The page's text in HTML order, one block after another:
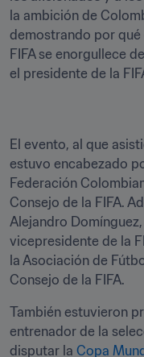
la ambición de
demostrando por
FIFA se enorgullece
el presidente de la
El evento, al que
estuvo encabezado
Federación
Consejo de la FIFA.
Alejandro
vicepresidente de la
la Asociación de
Consejo de la FIFA.
También estuvieron
entrenador de la
disputar la Copa